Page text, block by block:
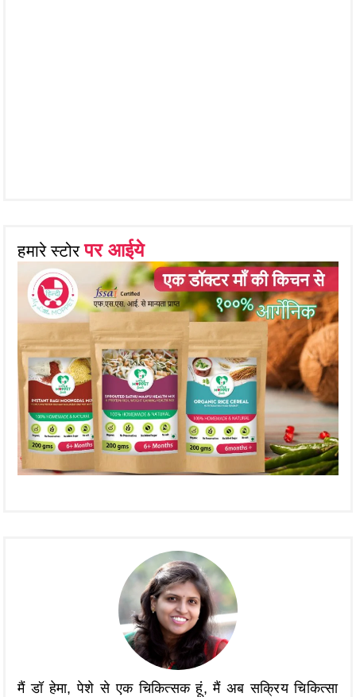
हमारे स्टोरपर आईये
मैं डॉ हेमा, पेशे से एक चिकित्सक हूं, मैं अब सक्रिय चिकित्सा